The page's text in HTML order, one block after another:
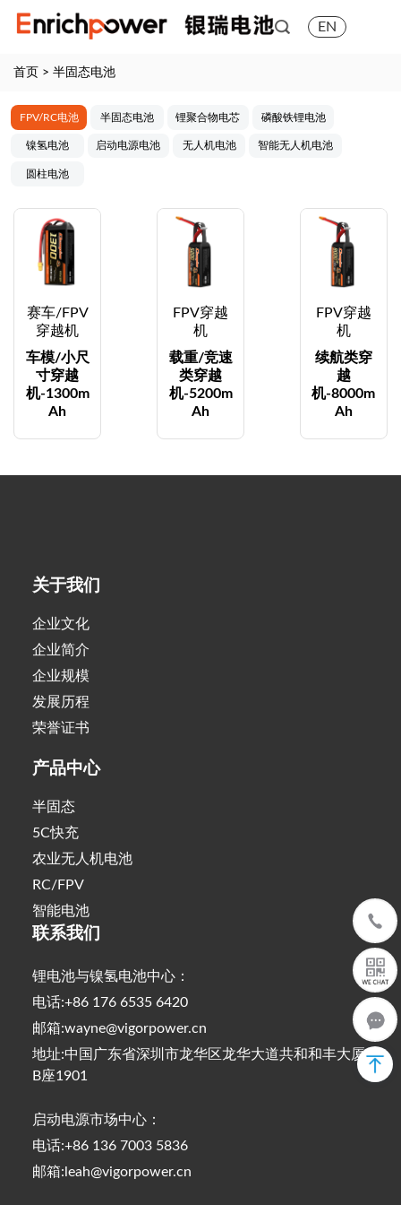
EN
首页 > 半固态电池
FPV/RC电池 半固态电池 锂聚合物电芯 磷酸铁锂电池
镍氢电池 启动电源电池 无人机电池 智能无人机电池
圆柱电池
赛车/FPV
穿越机
车模/小尺
寸穿越
机-1300m
Ah
FPV穿越
机
载重/竞速
类穿越
机-5200m
Ah
FPV穿越
机
续航类穿
越
机-8000m
Ah
关于我们
企业文化
企业简介
企业规模
发展历程
荣誉证书
产品中心
半固态
5C快充
农业无人机电池
RC/FPV
智能电池
联系我们
锂电池与镍氢电池中心：
电话:+86 176 6535 6420
邮箱:wayne@vigorpower.cn
地址:中国广东省深圳市龙华区龙华大道共和和丰大厦
B座1901
启动电源市场中心：
电话:+86 136 7003 5836
邮箱:leah@vigorpower.cn